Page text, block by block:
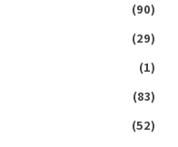
(90)
(29)
(1)
(83)
(52)